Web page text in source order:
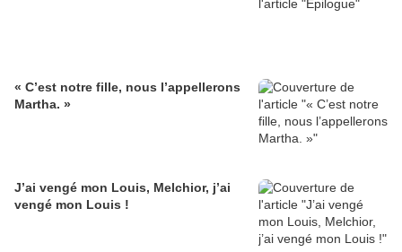
« C’est notre fille, nous l’appellerons
Martha. »
J’ai vengé mon Louis, Melchior, j’ai
vengé mon Louis !